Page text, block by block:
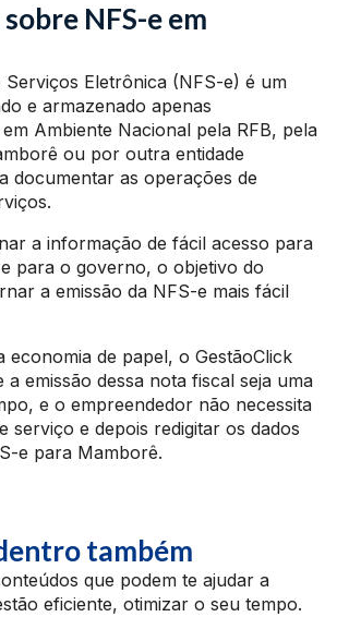
NFS-e em
Serviços Eletrônica (NFS-e) é um
e armazenado apenas
Ambiente Nacional pela RFB, pela
ou por outra entidade
documentar as operações de
a informação de fácil acesso para
para o governo, o objetivo do
a emissão da NFS-e mais fácil
economia de papel, o GestãoClick
emissão dessa nota fiscal seja uma
e o empreendedor não necessita
serviço e depois redigitar os dados
e para Mamborê.
também
que podem te ajudar a
eficiente, otimizar o seu tempo.